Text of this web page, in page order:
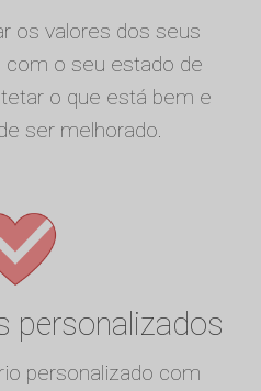
os valores dos seus
o seu estado de
o que está bem e
ser melhorado.
personalizados
personalizado com